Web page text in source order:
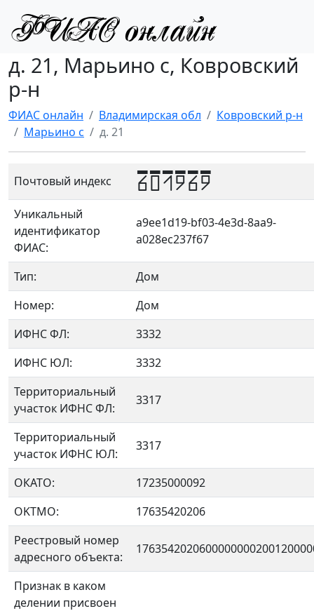
д. 21, Марьино с, Ковровский
р-н
ФИАС онлайн Владимирская обл
Ковровский р-н
Марьино с
д. 21
Почтовый индекс 601969
Уникальный
идентификатор
ФИАС:
a9ee1d19-bf03-4e3d-8aa9-
a028ec237f67
Тип:
Дом
Номер:
Дом
ИФНС ФЛ:
3332
ИФНС ЮЛ:
3332
Территориальный
участок ИФНС ФЛ:
3317
Территориальный
участок ИФНС ЮЛ:
3317
ОКАТО:
17235000092
OKTMO:
17635420206
Реестровый номер
адресного объекта:
Признак в каком
делении присвоен